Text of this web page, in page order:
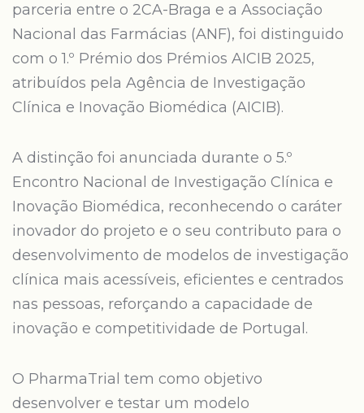
parceria entre o 2CA-Braga e a Associação
Nacional das Farmácias (ANF), foi distinguido
com o 1.º Prémio dos Prémios AICIB 2025,
atribuídos pela Agência de Investigação
Clínica e Inovação Biomédica (AICIB).
A distinção foi anunciada durante o 5.º
Encontro Nacional de Investigação Clínica e
Inovação Biomédica, reconhecendo o caráter
inovador do projeto e o seu contributo para o
desenvolvimento de modelos de investigação
clínica mais acessíveis, eficientes e centrados
nas pessoas, reforçando a capacidade de
inovação e competitividade de Portugal.
O PharmaTrial tem como objetivo
desenvolver e testar um modelo